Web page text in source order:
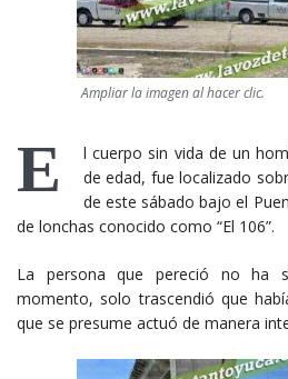
Ampliar la imagen al hacer clic.
E
l cuerpo sin vida de un
de edad, fue localizado
de este sábado bajo el
de lonchas conocido como “El 106”.
La persona que pereció no ha
momento, solo trascendió que
que se presume actuó de manera